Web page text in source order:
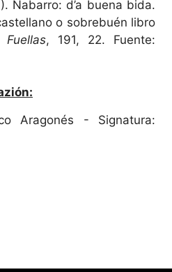
Nabarro: d’a buena bida.
o sobrebuén libro
Fuellas, 191, 22. Fuente:
Aragonés - Signatura: